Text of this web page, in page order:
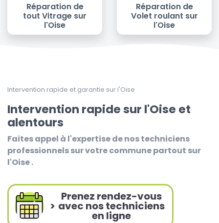
Réparation de
tout Vitrage sur
l'Oise
Réparation de
Volet roulant sur
l'Oise
Intervention rapide et garantie sur l'Oise
Intervention rapide sur l'Oise et
alentours
Faites appel à l'expertise de nos techniciens
professionnels sur votre commune partout sur
l'Oise .
>
Prenez rendez-vous
avec nos techniciens
en ligne